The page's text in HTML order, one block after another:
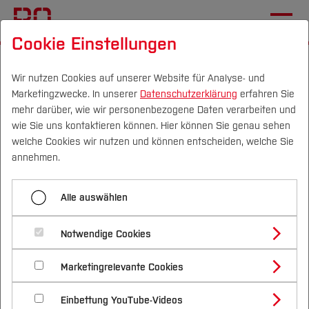
Campus Personen DE|EN Quicklinks
Studium
Studienangebote
Bachelorstudiengänge
Masterstudiengänge
Vor dem Studium
Bewerben & Einschreiben
Bewerbungsportal
Im Studium
Studienbüros und Prüfungen
Nach dem Studium
Forschung & Transfer
Profil
Forschungs- und Transferprofil
Schwerpunkte (FuT)
Beratung & Förderung
Nachhaltigkeit
Nachhaltigkeit studieren
International
Wirksame Unterstützung
Menü aufklappen
Mehr Professorinnen
Junge Frauen & MINT
Wirksame Unterstützung
Haltung entwickeln & zeigen
Unterstützen, vernetzen
und wirksam fördern
Du studierst, arbeitest oder promovierst bei uns?
Cookie Einstellungen
Wir nutzen Cookies auf unserer Website für Analyse- und
Marketingzwecke. In unserer Datenschutzerklärung erfahren Sie
mehr darüber, wie wir personenbezogene Daten verarbeiten und
wie Sie uns kontaktieren können. Hier können Sie genau sehen
welche Cookies wir nutzen und können entscheiden, welche Sie
annehmen.
Alle auswählen
Notwendige Cookies
Marketingrelevante Cookies
Einbettung YouTube-Videos